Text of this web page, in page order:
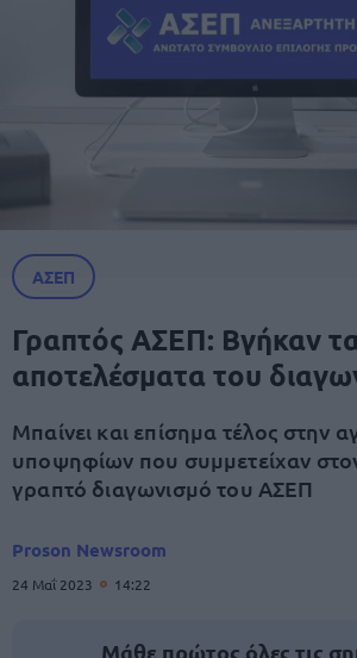
ΑΣΕΠ
Γραπτός ΑΣΕΠ: Βγήκαν
αποτελέσματα του
Μπαίνει και επίσημα τέλος στην
υποψηφίων που συμμετείχαν
γραπτό διαγωνισμό του ΑΣΕΠ
Proson Newsroom
24 Μαΐ 2023 14:22
Μάθε πρώτος όλες τις